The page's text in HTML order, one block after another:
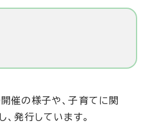
催の様子や、子育てに関
発行しています。